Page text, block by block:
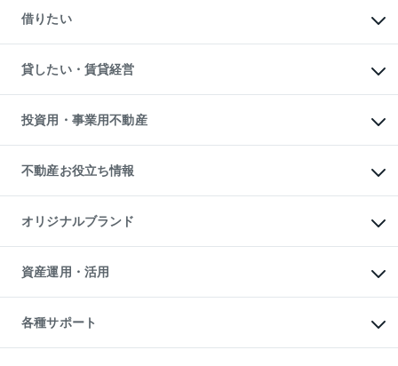
中古一戸建ての購入
不動産購入の流れ
注目キーワード物件特集
購入ガイド
English 繁体中文簡体中文
一戸建ての売却・査定
土地の売却・査定
スピードAI査定
不動産査定について
不動産売却の流れ
不動産買換えの流れ
売却ガイド
借りたい
オフィス・店舗の賃貸
借りるときの流れ
借りるガイド
貸したい・賃貸経営
マンション賃料データ
賃貸管理プラン
リロケーションについて
貸すガイド
投資用・事業用不動産
事業用不動産
マンション投資
投資用マンション
アパート経営
収益物件
ビル購入（ビル一棟）
投資用不動産の売却査定
事業用不動産の売却査定
不動産お役立ち情報
マンションライブラリー
人気マンションランキング
暮らしに役立つ不動産メディア
不動産相場・不動産価格情報
不動産コラム・ニュース
不動産用語集
不動産なんでもネット相談室
住まいの税金
オリジナルブランド
一棟リノベーションマンション
L`GENTE（ルジェンテ）
区分リノベーションマンション
投資用一棟レジデンスWELL
不動産小口投資
資産運用・活用
不動産M&A
アセットマネジメント・出資
各種サポート